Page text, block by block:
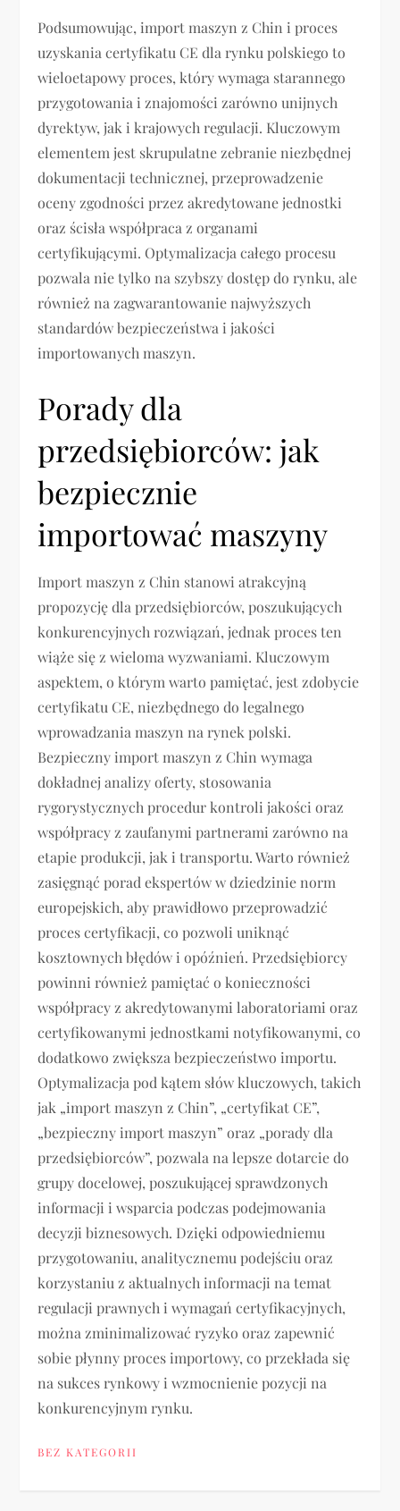
Podsumowując, import maszyn z Chin i proces
uzyskania certyfikatu CE dla rynku polskiego to
wieloetapowy proces, który wymaga starannego
przygotowania i znajomości zarówno unijnych
dyrektyw, jak i krajowych regulacji. Kluczowym
elementem jest skrupulatne zebranie niezbędnej
dokumentacji technicznej, przeprowadzenie
oceny zgodności przez akredytowane jednostki
oraz ścisła współpraca z organami
certyfikującymi. Optymalizacja całego procesu
pozwala nie tylko na szybszy dostęp do rynku, ale
również na zagwarantowanie najwyższych
standardów bezpieczeństwa i jakości
importowanych maszyn.
Porady dla
przedsiębiorców: jak
bezpiecznie
importować maszyny
Import maszyn z Chin stanowi atrakcyjną
propozycję dla przedsiębiorców, poszukujących
konkurencyjnych rozwiązań, jednak proces ten
wiąże się z wieloma wyzwaniami. Kluczowym
aspektem, o którym warto pamiętać, jest zdobycie
certyfikatu CE, niezbędnego do legalnego
wprowadzania maszyn na rynek polski.
Bezpieczny import maszyn z Chin wymaga
dokładnej analizy oferty, stosowania
rygorystycznych procedur kontroli jakości oraz
współpracy z zaufanymi partnerami zarówno na
etapie produkcji, jak i transportu. Warto również
zasięgnąć porad ekspertów w dziedzinie norm
europejskich, aby prawidłowo przeprowadzić
proces certyfikacji, co pozwoli uniknąć
kosztownych błędów i opóźnień. Przedsiębiorcy
powinni również pamiętać o konieczności
współpracy z akredytowanymi laboratoriami oraz
certyfikowanymi jednostkami notyfikowanymi, co
dodatkowo zwiększa bezpieczeństwo importu.
Optymalizacja pod kątem słów kluczowych, takich
jak „import maszyn z Chin”, „certyfikat CE”,
„bezpieczny import maszyn” oraz „porady dla
przedsiębiorców”, pozwala na lepsze dotarcie do
grupy docelowej, poszukującej sprawdzonych
informacji i wsparcia podczas podejmowania
decyzji biznesowych. Dzięki odpowiedniemu
przygotowaniu, analitycznemu podejściu oraz
korzystaniu z aktualnych informacji na temat
regulacji prawnych i wymagań certyfikacyjnych,
można zminimalizować ryzyko oraz zapewnić
sobie płynny proces importowy, co przekłada się
na sukces rynkowy i wzmocnienie pozycji na
konkurencyjnym rynku.
BEZ KATEGORII